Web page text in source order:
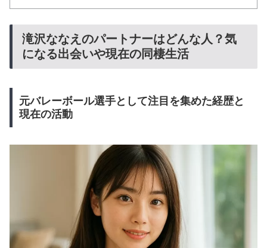
滝沢ななえのパートナーはどんな人？気
になる出会いや現在の同棲生活
元バレーボール選手として注目を集めた経歴と
現在の活動